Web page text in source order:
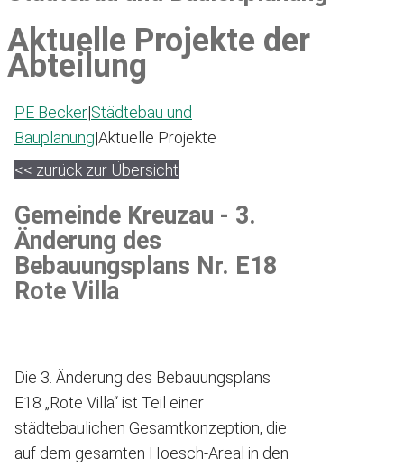
Aktuelle Projekte der
Abteilung
PE Becker|Städtebau und
Bauplanung|Aktuelle Projekte
<< zurück zur Übersicht
Gemeinde Kreuzau - 3.
Änderung des
Bebauungsplans Nr. E18
Rote Villa
Die 3. Änderung des Bebauungsplans
E18 „Rote Villa“ ist Teil einer
städtebaulichen Gesamtkonzeption, die
auf dem gesamten Hoesch-Areal in den